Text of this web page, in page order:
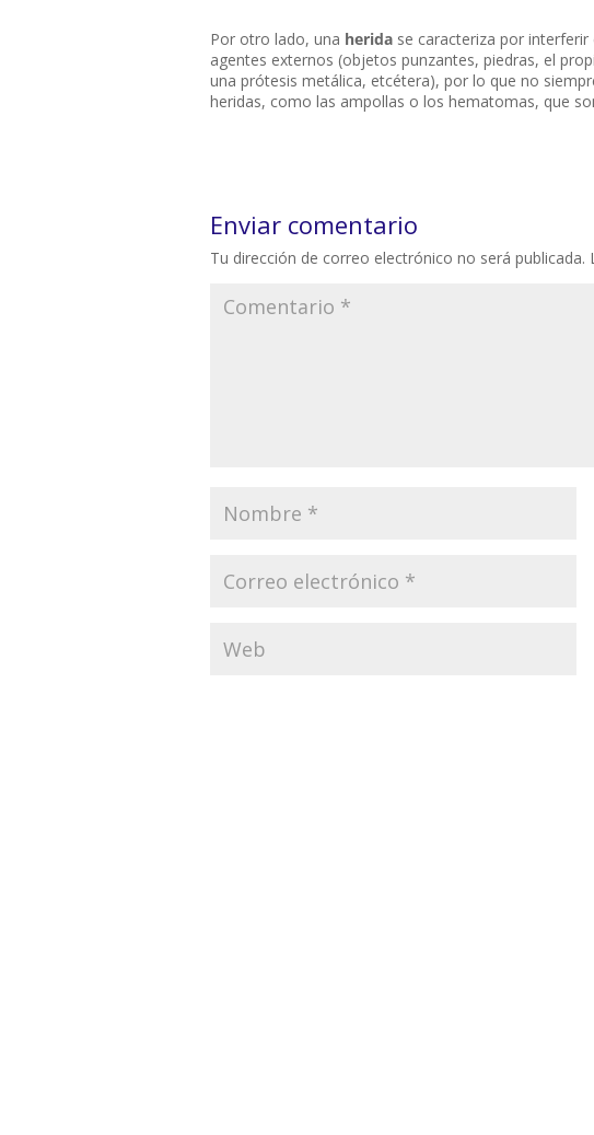
Por otro lado, una herida se caracteriza por
agentes externos (objetos punzantes, piedras, el
una prótesis metálica, etcétera), por lo que no
heridas, como las ampollas o los hematomas, que
Enviar comentario
Tu dirección de correo electrónico no será publicada.